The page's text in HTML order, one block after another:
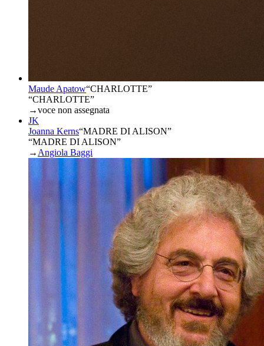
Maude Apatow“CHARLOTTE”
“CHARLOTTE”
→voce non assegnata
JK
Joanna Kerns“MADRE DI ALISON”
“MADRE DI ALISON”
→ Angiola Baggi